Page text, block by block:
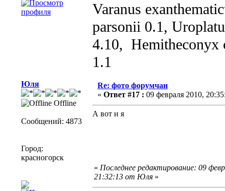
Varanus
parsonii 0.1,
4.10, Hemitheconyx
1.1
Юля
Offline
Сообщений: 4873
Город:
красногорск
Re: фото форумчан
« Ответ #17 : 09 февраля 2010,
А вот и я
« Последнее редактирование: 09
21:32:13 от Юля »